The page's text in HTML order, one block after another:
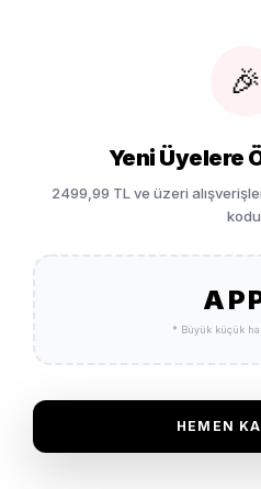
103
🎉
Yeni Üyelere
2499,99 TL ve üzeri
* Büyük küçük
HEMEN